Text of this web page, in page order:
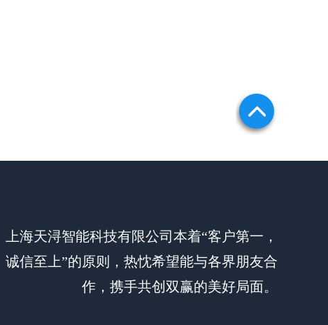
上海天浔智能科技有限公司本着“客户第一，
诚信至上”的原则，热忱希望能与各界朋友合
作，携手共创双赢的美好局面。